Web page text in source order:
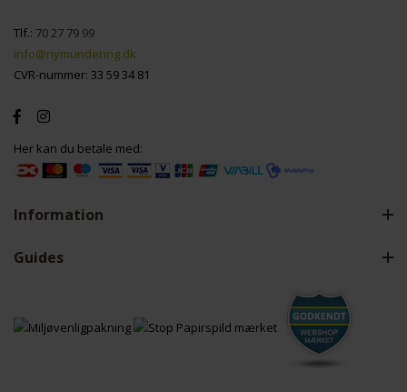
Tlf.: 70 27 79 99
info@nymundering.dk
CVR-nummer: 33 59 34 81
Her kan du betale med:
Information
Guides